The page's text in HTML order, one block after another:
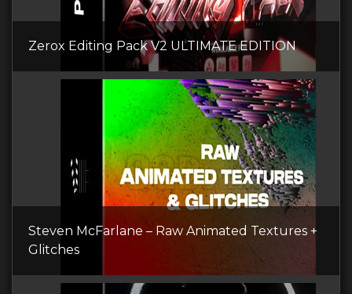
Zerox Editing Pack V2 ULTIMATE EDITION
Steven McFarlane – Raw Animated Textures +
Glitches